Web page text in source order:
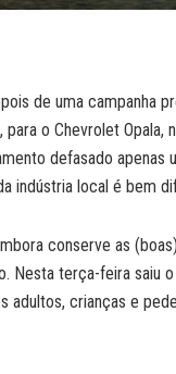
de uma campanha
o Chevrolet
defasado
indústria local é bem
conserve as
Nesta terça-feira saiu
adultos, crianças e